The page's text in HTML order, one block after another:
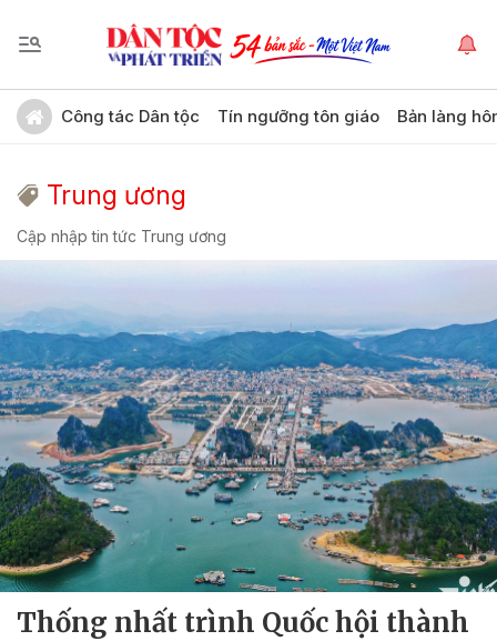
Công tác Dân tộc Tín ngưỡng tôn giáo Bản làng
Trung ương
Cập nhập tin tức Trung ương
Thống nhất trình Quốc hội thành